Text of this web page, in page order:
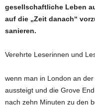
gesellschaftliche Leben
auf die „Zeit danach“
sanieren.
Verehrte Leserinnen und
wenn man in London an der
aussteigt und die Grove
nach zehn Minuten zu den